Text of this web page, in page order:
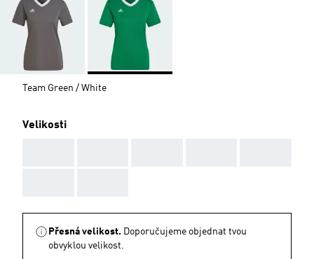
Team Green / White
Velikosti
Přesná velikost. Doporučujeme objednat tvou
obvyklou velikost.